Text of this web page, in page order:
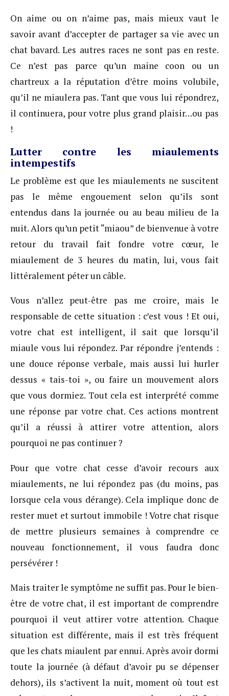
On aime ou on n’aime pas, mais mieux vaut le
savoir avant d’accepter de partager sa vie avec un
chat bavard. Les autres races ne sont pas en reste.
Ce n’est pas parce qu’un maine coon ou un
chartreux a la réputation d’être moins volubile,
qu’il ne miaulera pas. Tant que vous lui répondrez,
il continuera, pour votre plus grand plaisir…ou pas
!
Lutter contre les miaulements
intempestifs
Le problème est que les miaulements ne suscitent
pas le même engouement selon qu’ils sont
entendus dans la journée ou au beau milieu de la
nuit. Alors qu’un petit “miaou” de bienvenue à votre
retour du travail fait fondre votre cœur, le
miaulement de 3 heures du matin, lui, vous fait
littéralement péter un câble.
Vous n’allez peut-être pas me croire, mais le
responsable de cette situation : c’est vous ! Et oui,
votre chat est intelligent, il sait que lorsqu’il
miaule vous lui répondez. Par répondre j’entends :
une douce réponse verbale, mais aussi lui hurler
dessus « tais-toi », ou faire un mouvement alors
que vous dormiez. Tout cela est interprété comme
une réponse par votre chat. Ces actions montrent
qu’il a réussi à attirer votre attention, alors
pourquoi ne pas continuer ?
Pour que votre chat cesse d’avoir recours aux
miaulements, ne lui répondez pas (du moins, pas
lorsque cela vous dérange). Cela implique donc de
rester muet et surtout immobile ! Votre chat risque
de mettre plusieurs semaines à comprendre ce
nouveau fonctionnement, il vous faudra donc
persévérer !
Mais traiter le symptôme ne suffit pas. Pour le bien-
être de votre chat, il est important de comprendre
pourquoi il veut attirer votre attention. Chaque
situation est différente, mais il est très fréquent
que les chats miaulent par ennui. Après avoir dormi
toute la journée (à défaut d’avoir pu se dépenser
dehors), ils s’activent la nuit, moment où tout est